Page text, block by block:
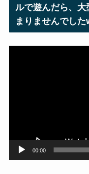
ルで遊んだら、
まりませんでした
00:00